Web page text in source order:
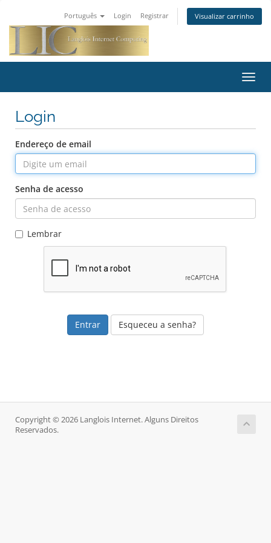
Português Login Registrar Visualizar carrinho
Login
Endereço de email
Senha de acesso
Lembrar
Esqueceu a senha?
Copyright © 2026 Langlois Internet. Alguns Direitos
Reservados.